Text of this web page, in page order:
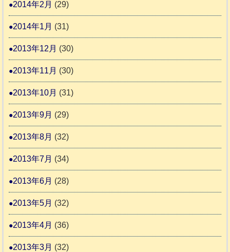
2014年2月 (29)
2014年1月 (31)
2013年12月 (30)
2013年11月 (30)
2013年10月 (31)
2013年9月 (29)
2013年8月 (32)
2013年7月 (34)
2013年6月 (28)
2013年5月 (32)
2013年4月 (36)
2013年3月 (32)